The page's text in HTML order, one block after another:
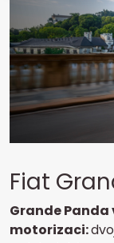
Fiat
Grande
motorizaci: